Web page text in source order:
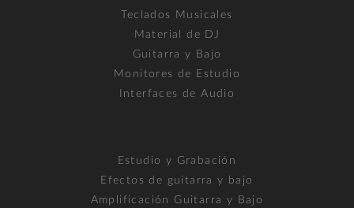
Teclados Musicales
Material de DJ
Guitarra y Bajo
Monitores de Estudio
Interfaces de Audio
Estudio y Grabación
Efectos de guitarra y bajo
Amplificación Guitarra y Bajo